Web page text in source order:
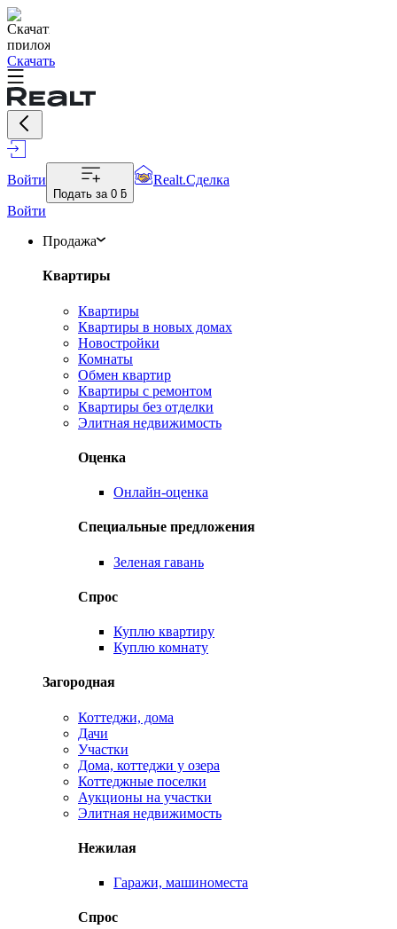
Скачать
Войти
Подать за 0 ƃ
Realt.Сделка
Войти
Продажа
Квартиры
Квартиры
Квартиры в новых домах
Новостройки
Комнаты
Обмен квартир
Квартиры с ремонтом
Квартиры без отделки
Элитная недвижимость
Оценка
Онлайн-оценка
Специальные предложения
Зеленая гавань
Спрос
Куплю квартиру
Куплю комнату
Загородная
Коттеджи, дома
Дачи
Участки
Дома, коттеджи у озера
Коттеджные поселки
Аукционы на участки
Элитная недвижимость
Нежилая
Гаражи, машиноместа
Спрос